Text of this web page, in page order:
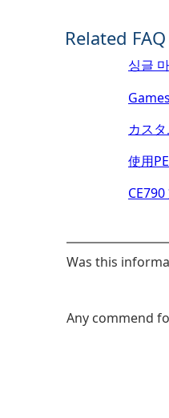
Related
싱글
カス
使用
Was this
Any commend